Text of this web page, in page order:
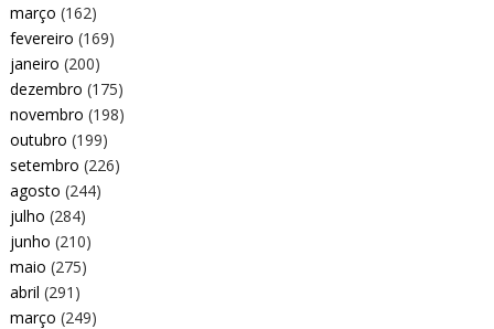
março (162)
fevereiro (169)
janeiro (200)
dezembro (175)
novembro (198)
outubro (199)
setembro (226)
agosto (244)
julho (284)
junho (210)
maio (275)
abril (291)
março (249)